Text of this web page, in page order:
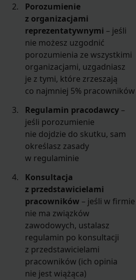
Porozumienie
z organizacjami
reprezentatywnymi – jeśli
nie możesz uzgodnić
porozumienia ze wszystkimi
organizacjami, uzgadniasz
je z tymi, które zrzeszają
co najmniej 5% pracowników
Regulamin pracodawcy –
jeśli porozumienie
nie dojdzie do skutku, sam
określasz zasady
w regulaminie
Konsultacja
z przedstawicielami
pracowników – jeśli w firmie
nie ma związków
zawodowych, ustalasz
regulamin po konsultacji
z przedstawicielami
pracowników (ich opinia
nie jest wiążąca)